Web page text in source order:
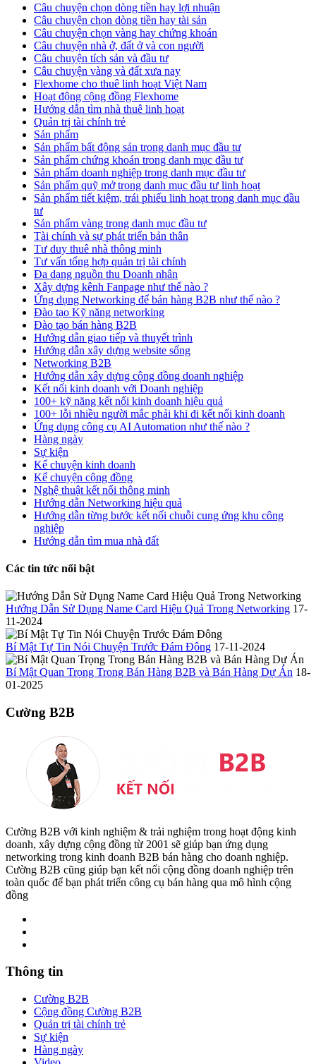
Câu chuyện chọn dòng tiền hay lợi nhuận
Câu chuyện chọn dòng tiền hay tài sản
Câu chuyện chọn vàng hay chứng khoán
Câu chuyện nhà ở, đất ở và con người
Câu chuyện tích sản và đầu tư
Câu chuyện vàng và đất xưa nay
Flexhome cho thuê linh hoạt Việt Nam
Hoạt động cộng đồng Flexhome
Hướng dẫn tìm nhà thuê linh hoạt
Quản trị tài chính trẻ
Sản phẩm
Sản phẩm bất động sản trong danh mục đầu tư
Sản phẩm chứng khoán trong danh mục đầu tư
Sản phẩm doanh nghiệp trong danh mục đầu tư
Sản phẩm quỹ mở trong danh mục đầu tư linh hoạt
Sản phẩm tiết kiệm, trái phiếu linh hoạt trong danh mục đầu
tư
Sản phẩm vàng trong danh mục đầu tư
Tài chính và sự phát triển bản thân
Tư duy thuê nhà thông minh
Tư vấn tổng hợp quản trị tài chính
Đa dạng nguồn thu Doanh nhân
Xây dựng kênh Fanpage như thế nào ?
Ứng dụng Networking để bán hàng B2B như thế nào ?
Đào tạo Kỹ năng networking
Đào tạo bán hàng B2B
Hướng dẫn giao tiếp và thuyết trình
Hướng dẫn xây dựng website sống
Networking B2B
Hướng dẫn xây dựng cộng đồng doanh nghiệp
Kết nối kinh doanh với Doanh nghiệp
100+ kỹ năng kết nối kinh doanh hiệu quả
100+ lỗi nhiều người mắc phải khi đi kết nối kinh doanh
Ứng dụng công cụ AI Automation như thế nào ?
Hàng ngày
Sự kiện
Kể chuyện kinh doanh
Kể chuyện cộng đồng
Nghệ thuật kết nối thông minh
Hướng dẫn Networking hiệu quả
Hướng dẫn từng bước kết nối chuỗi cung ứng khu công
nghiệp
Hướng dẫn tìm mua nhà đất
Các tin tức nổi bật
Hướng Dẫn Sử Dụng Name Card Hiệu Quả Trong Networking 17-
11-2024
Bí Mật Tự Tin Nói Chuyện Trước Đám Đông 17-11-2024
Bí Mật Quan Trọng Trong Bán Hàng B2B và Bán Hàng Dự Án 18-
01-2025
Cường B2B
Cường B2B với kinh nghiệm & trải nghiệm trong hoạt động kinh
doanh, xây dựng cộng đồng từ 2001 sẽ giúp bạn ứng dụng
networking trong kinh doanh B2B bán hàng cho doanh nghiệp.
Cường B2B cũng giúp bạn kết nối cộng đồng doanh nghiệp trên
toàn quốc để bạn phát triển công cụ bán hàng qua mô hình cộng
đồng
Thông tin
Cường B2B
Cộng đồng Cường B2B
Quản trị tài chính trẻ
Sự kiện
Hàng ngày